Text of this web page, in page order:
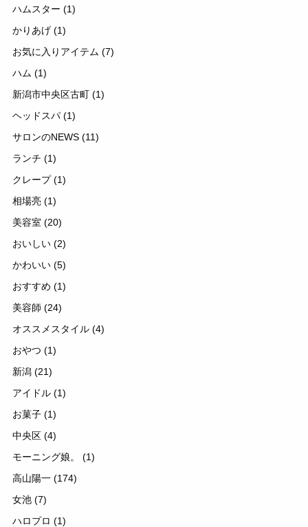
ハムスター (1)
かりあげ (1)
お気に入りアイテム (7)
ハム (1)
新潟市中央区古町 (1)
ヘッドスパ (1)
サロンのNEWS (11)
ランチ (1)
クレープ(1)
相場亮 (1)
美容室 (20)
おいしい (2)
かわいい (5)
おすすめ (1)
美容師 (24)
オススメスタイル (4)
おやつ (1)
新潟 (21)
アイドル (1)
お菓子 (1)
中央区 (4)
モーニング娘。 (1)
高山陽一 (174)
女池 (7)
ハロプロ (1)